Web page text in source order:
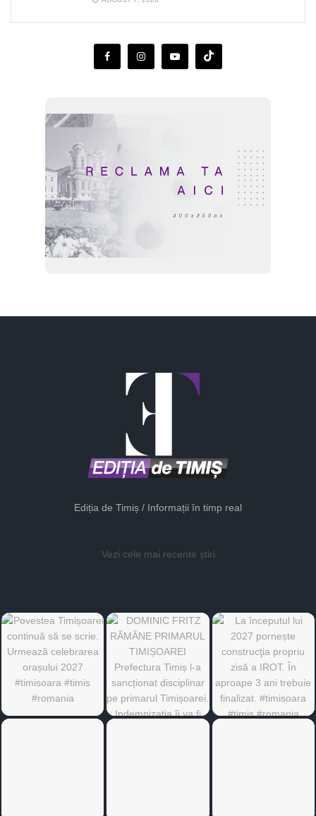
Ediția de Timiș / Informații în timp real
Vezi cele mai recente știri